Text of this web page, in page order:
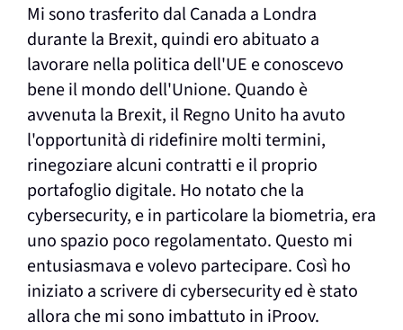
Mi sono trasferito dal Canada a Londra
durante la Brexit, quindi ero abituato a
lavorare nella politica dell'UE e conoscevo
bene il mondo dell'Unione. Quando è
avvenuta la Brexit, il Regno Unito ha avuto
l'opportunità di ridefinire molti termini,
rinegoziare alcuni contratti e il proprio
portafoglio digitale. Ho notato che la
cybersecurity, e in particolare la biometria, era
uno spazio poco regolamentato. Questo mi
entusiasmava e volevo partecipare. Così ho
iniziato a scrivere di cybersecurity ed è stato
allora che mi sono imbattuto in iProov.